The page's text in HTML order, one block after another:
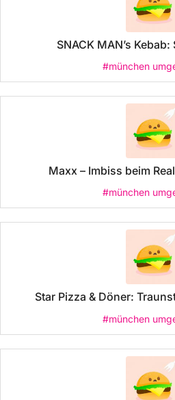
SNACK MAN’s
#münchen
Maxx – Imbiss beim
#münchen
Star Pizza & Döner:
#münchen